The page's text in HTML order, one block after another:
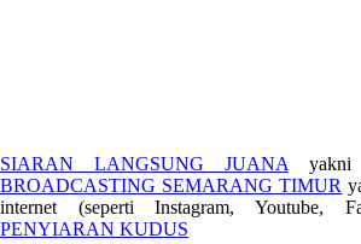
SIARAN LANGSUNG JUANA yakni
BROADCASTING SEMARANG TIMUR
internet (seperti Instagram, Youtube,
PENYIARAN KUDUS